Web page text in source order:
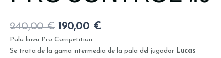
240,00€ 190,00 €
Pala linea Pro Competition.
Se trata de la gama intermedia de la pala del jugador Lucas